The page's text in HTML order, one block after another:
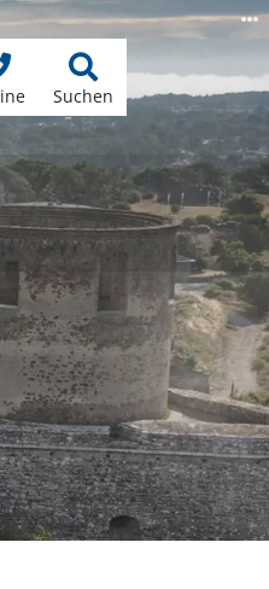
Suchen